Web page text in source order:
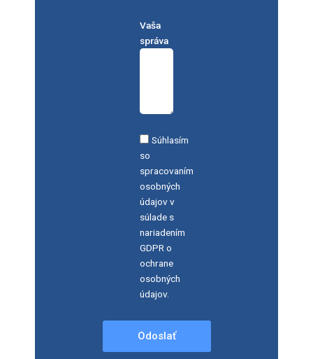
Vaša
správa
Súhlasím
so
spracovaním
osobných
údajov v
súlade s
nariadením
GDPR o
ochrane
osobných
údajov.
Odoslať